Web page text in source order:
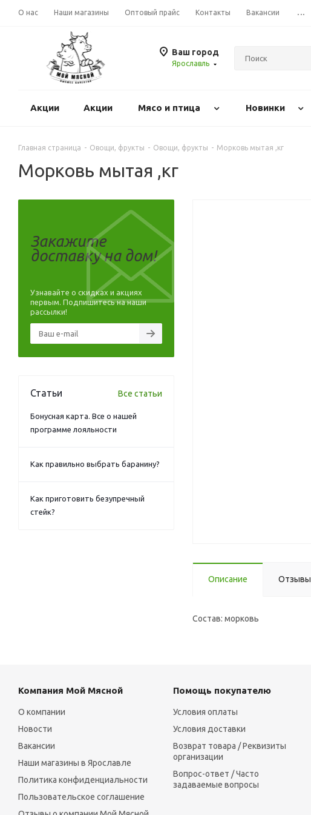
О нас Наши магазины Оптовый прайс Контакты Вакансии ...
Ваш город
Ярославль
Акции Акции Mясо и птица Новинки
Главная страница - Овощи, фрукты - Овощи, фрукты - Морковь мытая ,кг
Морковь мытая ,кг
Описание Отзывы
Состав: морковь
Закажите
доставку на дом!
Узнавайте о скидках и акциях
первым. Подпишитесь на наши
рассылки!
Статьи Все статьи
Бонусная карта. Все о нашей
программе лояльности
Как правильно выбрать баранину?
Как приготовить безупречный
стейк?
Компания Мой Мясной
О компании
Новости
Вакансии
Наши магазины в Ярославле
Политика конфиденциальности
Пользовательское соглашение
Помощь покупателю
Условия оплаты
Условия доставки
Возврат товара / Реквизиты
организации
Вопрос-ответ / Часто
задаваемые вопросы